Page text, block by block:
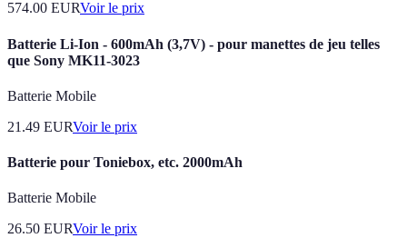
574.00 EURVoir le prix
Batterie Li-Ion - 600mAh (3,7V) - pour manettes de jeu telles
que Sony MK11-3023
Batterie Mobile
21.49 EURVoir le prix
Batterie pour Toniebox, etc. 2000mAh
Batterie Mobile
26.50 EURVoir le prix